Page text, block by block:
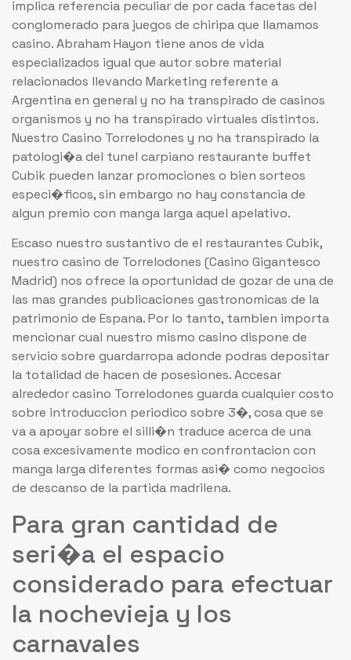
implica referencia peculiar de por cada facetas del
conglomerado para juegos de chiripa que llamamos
casino. Abraham Hayon tiene anos de vida
especializados igual que autor sobre material
relacionados llevando Marketing referente a
Argentina en general y no ha transpirado de casinos
organismos y no ha transpirado virtuales distintos.
Nuestro Casino Torrelodones y no ha transpirado la
patologi�a del tunel carpiano restaurante buffet
Cubik pueden lanzar promociones o bien sorteos
especi�ficos, sin embargo no hay constancia de
algun premio con manga larga aquel apelativo.
Escaso nuestro sustantivo de el restaurantes Cubik,
nuestro casino de Torrelodones (Casino Gigantesco
Madrid) nos ofrece la oportunidad de gozar de una de
las mas grandes publicaciones gastronomicas de la
patrimonio de Espana. Por lo tanto, tambien importa
mencionar cual nuestro mismo casino dispone de
servicio sobre guardarropa adonde podras depositar
la totalidad de hacen de posesiones. Accesar
alrededor casino Torrelodones guarda cualquier costo
sobre introduccion periodico sobre 3�, cosa que se
va a apoyar sobre el silli�n traduce acerca de una
cosa excesivamente modico en confrontacion con
manga larga diferentes formas asi� como negocios
de descanso de la partida madrilena.
Para gran cantidad de
seri�a el espacio
considerado para efectuar
la nochevieja y los
carnavales